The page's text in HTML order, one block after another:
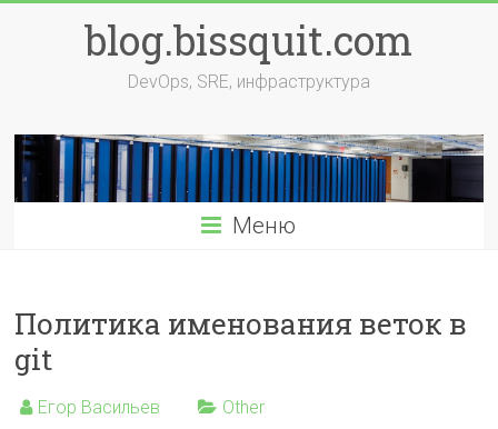
содержимомуblog.bissquit.com
DevOps, SRE, инфраструктура
Меню
Политика именования веток в
git
Егор Васильев Other